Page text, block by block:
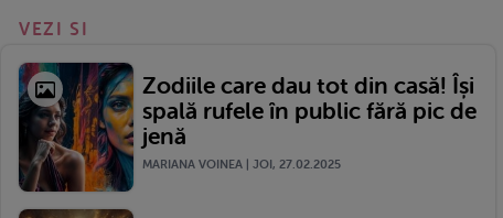
VEZI SI
Zodiile care dau tot din casă! Își
spală rufele în public fără pic de
jenă
MARIANA VOINEA | JOI, 27.02.2025